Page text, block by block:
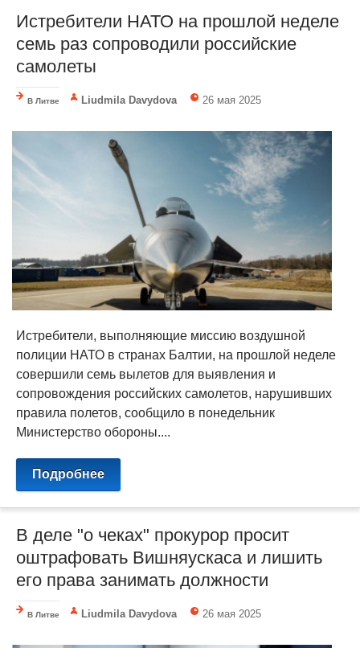
Истребители НАТО на прошлой неделе
семь раз сопроводили российские
самолеты
В Литве Liudmila Davydova 26 мая 2025
Истребители, выполняющие миссию воздушной
полиции НАТО в странах Балтии, на прошлой неделе
совершили семь вылетов для выявления и
сопровождения российских самолетов, нарушивших
правила полетов, сообщило в понедельник
Министерство обороны....
Подробнее
В деле "о чеках" прокурор просит
оштрафовать Вишняускаса и лишить
его права занимать должности
В Литве Liudmila Davydova 26 мая 2025